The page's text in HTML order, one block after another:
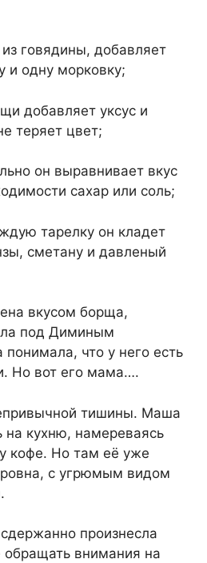
говядины, добавляет
и одну морковку;
добавляет уксус и
теряет цвет;
он выравнивает вкус
сахар или соль;
тарелку он кладет
сметану и давленый
вкусом борща,
под Диминым
что у него есть
Но вот его мама….
тишины. Маша
на кухню, намереваясь
кофе. Но там её уже
с угрюмым видом
произнесла
внимания на